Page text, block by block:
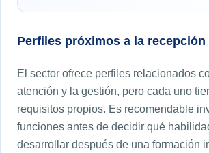
Perfiles próximos a la recepción
El sector ofrece perfiles relacionados
atención y la gestión, pero cada uno
requisitos propios. Es recomendable
funciones antes de decidir qué
desarrollar después de una formación